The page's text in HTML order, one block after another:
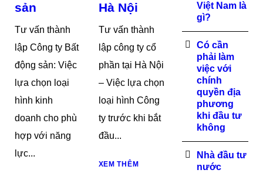
sản
Tư vấn thành
lập Công ty Bất
động sản: Việc
lựa chọn loại
hình kinh
doanh cho phù
hợp với năng
lực...
Hà Nội
Tư vấn thành
lập công ty cổ
phần tại Hà Nội
– Việc lựa chọn
loại hình Công
ty trước khi bắt
đầu...
XEM THÊM
Việt Nam là
gì?
Có cần
phải làm
việc với
chính
quyền địa
phương
khi đầu tư
không
Nhà đầu tư
nước